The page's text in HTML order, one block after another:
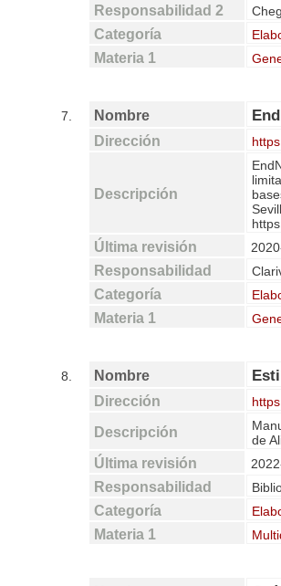
Responsabilidad 2
Categoría
Materia 1
7. Nombre
Dirección
Descripción
Última revisión
Responsabilidad
Categoría
Materia 1
8. Nombre
Dirección
Descripción
de
Última revisión
Responsabilidad
Categoría
Materia 1